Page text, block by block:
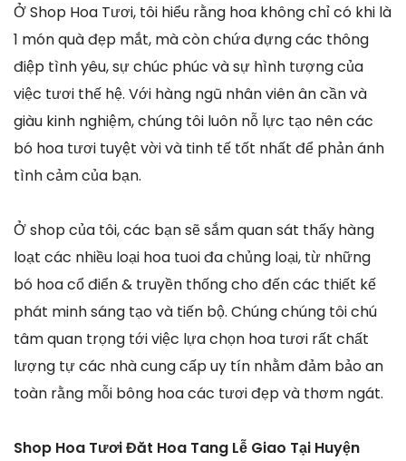
Ở Shop Hoa Tươi, tôi hiểu rằng hoa không chỉ có khi là
1 món quà đẹp mắt, mà còn chứa đựng các thông
điệp tình yêu, sự chúc phúc và sự hình tượng của
việc tươi thế hệ. Với hàng ngũ nhân viên ân cần và
giàu kinh nghiệm, chúng tôi luôn nỗ lực tạo nên các
bó hoa tươi tuyệt vời và tinh tế tốt nhất để phản ánh
tình cảm của bạn.
Ở shop của tôi, các bạn sẽ sắm quan sát thấy hàng
loạt các nhiều loại hoa tuoi đa chủng loại, từ những
bó hoa cổ điển & truyền thống cho đến các thiết kế
phát minh sáng tạo và tiến bộ. Chúng chúng tôi chú
tâm quan trọng tới việc lựa chọn hoa tươi rất chất
lượng tự các nhà cung cấp uy tín nhằm đảm bảo an
toàn rằng mỗi bông hoa các tươi đẹp và thơm ngát.
Shop Hoa Tươi Đăt Hoa Tang Lễ Giao Tại Huyện